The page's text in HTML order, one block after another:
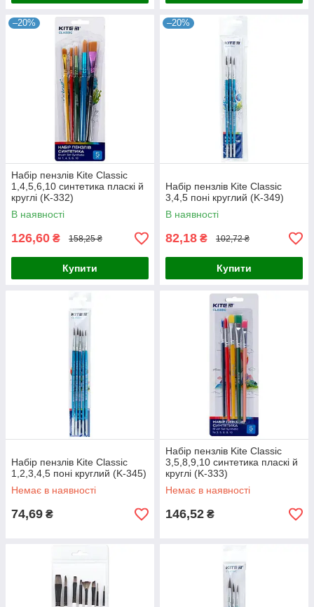
–20%
Набір пензлів Kite Classic
1,4,5,6,10 синтетика пласкі й
круглі (K-332)
В наявності
126,60 ₴ 158,25 ₴
Купити
–20%
Набір пензлів Kite Classic
3,4,5 поні круглий (K-349)
В наявності
82,18 ₴ 102,72 ₴
Купити
Набір пензлів Kite Classic
1,2,3,4,5 поні круглий (K-345)
Немає в наявності
74,69 ₴
Набір пензлів Kite Classic
3,5,8,9,10 синтетика пласкі й
круглі (K-333)
Немає в наявності
146,52 ₴